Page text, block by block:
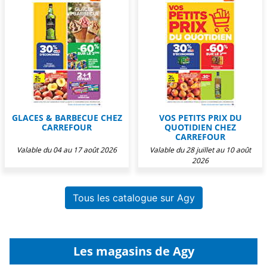
GLACES & BARBECUE CHEZ
CARREFOUR
Valable du 04 au 17 août 2026
VOS PETITS PRIX DU
QUOTIDIEN CHEZ
CARREFOUR
Valable du 28 juillet au 10 août
2026
Tous les catalogue sur Agy
Les magasins de Agy